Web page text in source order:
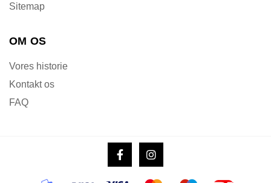
Sitemap
OM OS
Vores historie
Kontakt os
FAQ